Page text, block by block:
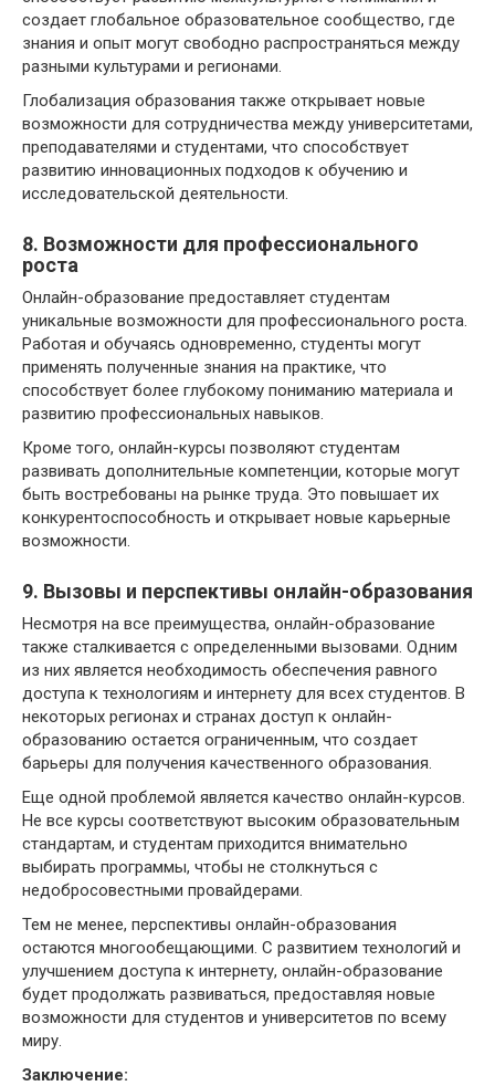
создает глобальное образовательное сообщество, где
знания и опыт могут свободно распространяться между
разными культурами и регионами.
Глобализация образования также открывает новые
возможности для сотрудничества между университетами,
преподавателями и студентами, что способствует
развитию инновационных подходов к обучению и
исследовательской деятельности.
8. Возможности для профессионального
роста
Онлайн-образование предоставляет студентам
уникальные возможности для профессионального роста.
Работая и обучаясь одновременно, студенты могут
применять полученные знания на практике, что
способствует более глубокому пониманию материала и
развитию профессиональных навыков.
Кроме того, онлайн-курсы позволяют студентам
развивать дополнительные компетенции, которые могут
быть востребованы на рынке труда. Это повышает их
конкурентоспособность и открывает новые карьерные
возможности.
9. Вызовы и перспективы онлайн-образования
Несмотря на все преимущества, онлайн-образование
также сталкивается с определенными вызовами. Одним
из них является необходимость обеспечения равного
доступа к технологиям и интернету для всех студентов. В
некоторых регионах и странах доступ к онлайн-
образованию остается ограниченным, что создает
барьеры для получения качественного образования.
Еще одной проблемой является качество онлайн-курсов.
Не все курсы соответствуют высоким образовательным
стандартам, и студентам приходится внимательно
выбирать программы, чтобы не столкнуться с
недобросовестными провайдерами.
Тем не менее, перспективы онлайн-образования
остаются многообещающими. С развитием технологий и
улучшением доступа к интернету, онлайн-образование
будет продолжать развиваться, предоставляя новые
возможности для студентов и университетов по всему
миру.
Заключение: